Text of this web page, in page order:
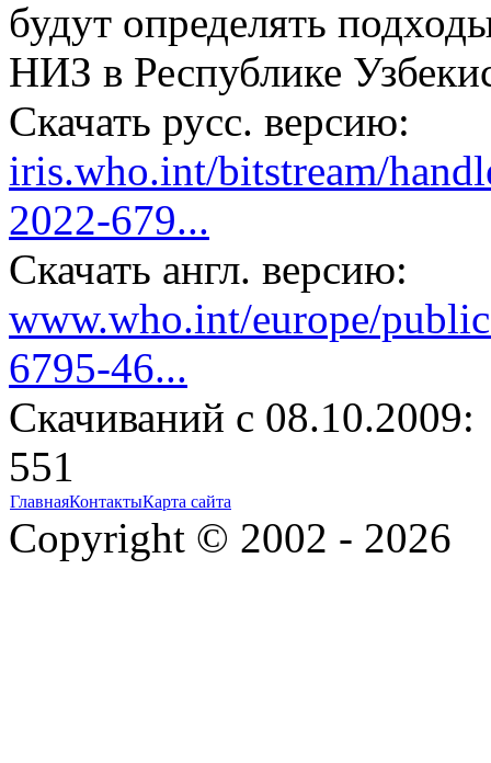
будут определять
НИЗ в Республике
Скачать русс. версию:
iris.who.int/bitstream/
2022-679...
Скачать англ. версию:
www.who.int/europe/
6795-46...
Cкачиваний с 08.10.2009:
551
ГлавнаяКонтактыКарта сайта
Copyright © 2002 - 2026